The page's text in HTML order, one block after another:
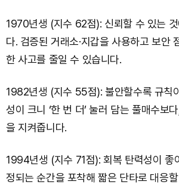
1970년생 (지수 62점): 신뢰할 수 있는
다. 검증된 거래소·지갑을 사용하고 보안
한 사고를 줄일 수 있습니다.
1982년생 (지수 55점): 불안할수록 규칙
성이 크니 ‘한 번 더’ 눌러 담는 풀매수보
을 지켜줍니다.
1994년생 (지수 71점): 회복 탄력성이 좋
정되는 순간을 포착해 짧은 단타로 대응